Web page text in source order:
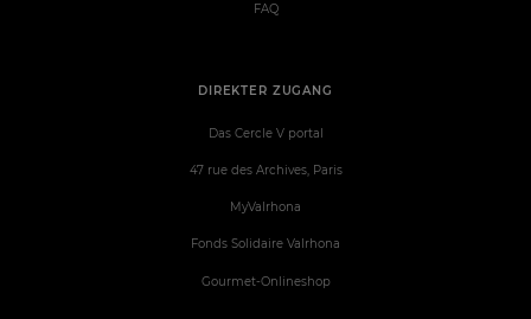
DIREKTER ZUGANG
Das Cercle V portal
47 rue des Archives, Paris
MyValrhona
Fonds Solidaire Valrhona
Gourmet-Onlineshop
FAQ